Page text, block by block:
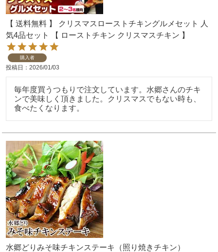
【 送料無料 】 クリスマスローストチキングルメセット 人
気4品セット 【 ローストチキン クリスマスチキン 】
購入者
投稿日 2026/01/03
毎年度買うつもりで注文しています。水郷さんのチキ
ンで美味しく頂きました。クリスマスでもない時も、
食べたくなります。
水郷どりみそ味チキンステーキ（照り焼きチキン）